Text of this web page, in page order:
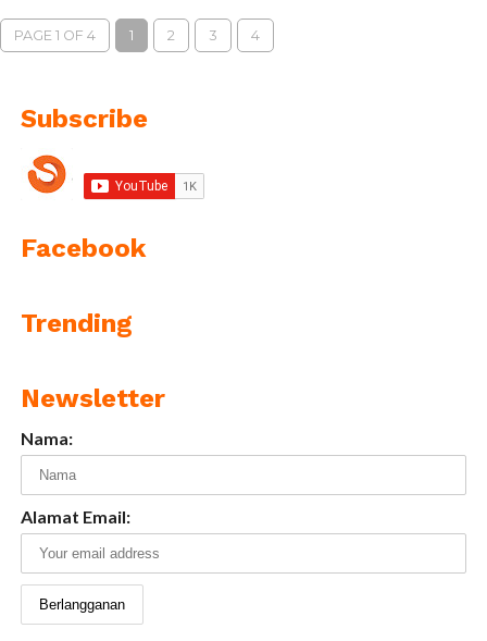
PAGE 1 OF 4 1 2 3 4
Subscribe
Facebook
Trending
Newsletter
Nama:
Alamat Email: